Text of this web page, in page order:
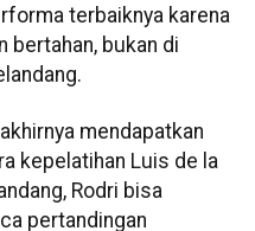
terbaiknya karena
bertahan, bukan di
mendapatkan
kepelatihan Luis de la
Rodri bisa
pertandingan